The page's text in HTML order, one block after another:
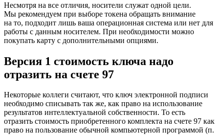
Несмотря на все отличия, носители служат одной цели.
Мы рекомендуем при выборе токена обращать внимание
на то, подходит лишь ваша операционная система или нет для
работы с данным носителем. При необходимости можно
покупать карту с дополнительными опциями.
Версия 1 стоимость ключа надо
отразить на счете 97
Некоторые коллеги считают, что ключ электронной подписи
необходимо списывать так же, как право на использование
результатов интеллектуальной собственности. То есть
отразить стоимость приобретенного комплекта на счете 97 как
право на пользование обычной компьютерной программой (п.